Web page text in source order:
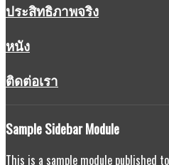
ประสิทธิภาพจริง
หนัง
ติดต่อเรา
SampleSidebar Module
This is a sample module published